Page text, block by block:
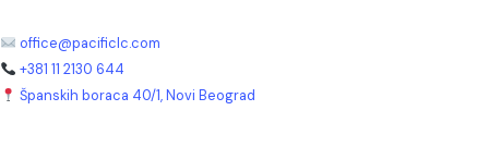
office@pacificlc.com
+381 11 2130 644
Španskih boraca 40/1, Novi Beograd